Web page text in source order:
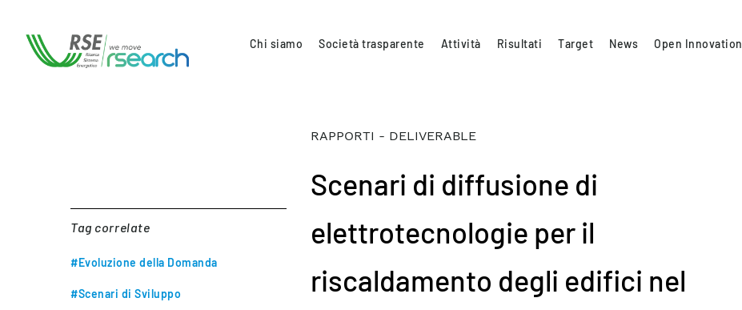
Chi siamo Società trasparente Attività Risultati Target News Open Innovation
Tag correlate
#Evoluzione della Domanda
#Scenari di Sviluppo
RAPPORTI - DELIVERABLE
Scenari di diffusione di
elettrotecnologie per il
riscaldamento degli edifici nel